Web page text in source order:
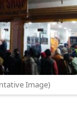
Image)